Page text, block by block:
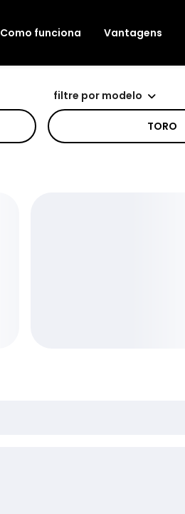
Como funciona Vantagens
filtre por modelo
TORO